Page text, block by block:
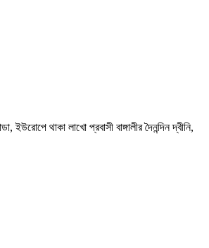
থাকা লাখো প্রবাসী বাঙ্গালীর দৈনন্দিন দ্বীনি,